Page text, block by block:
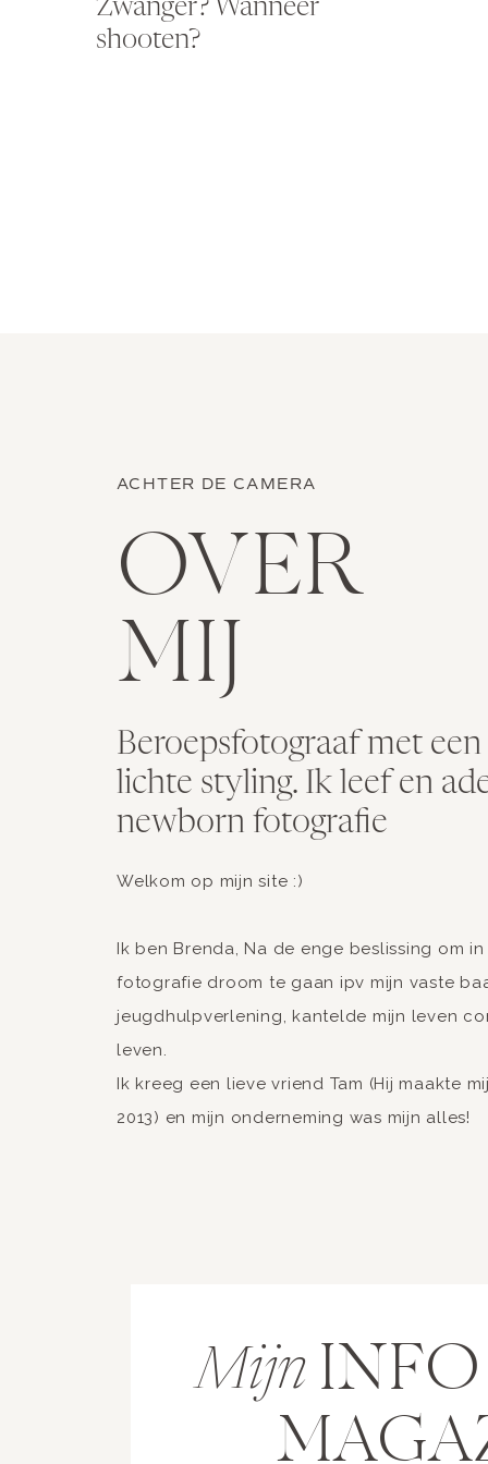
Zwanger? Wanneer
shooten?
ACHTER DE CAMERA
OVER
MIJ
Beroepsfotograaf met
lichte styling. Ik leef en
newborn fotografie
Welkom op mijn site :)
Ik ben Brenda, Na de enge beslissing om
fotografie droom te gaan ipv mijn vaste
jeugdhulpverlening, kantelde mijn leven
leven.
Ik kreeg een lieve vriend Tam (Hij maakte
2013) en mijn onderneming was mijn alles!
Mijn